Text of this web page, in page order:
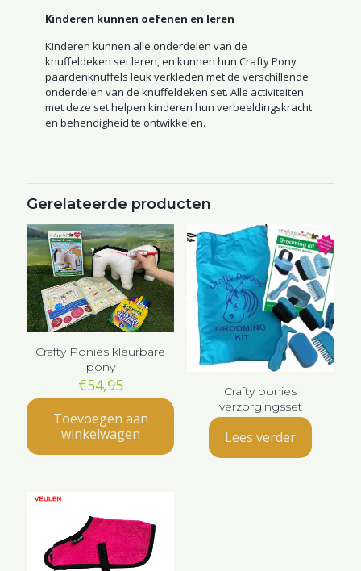
Kinderen kunnen oefenen en leren
Kinderen kunnen alle onderdelen van de
knuffeldeken set leren, en kunnen hun Crafty Pony
paardenknuffels leuk verkleden met de verschillende
onderdelen van de knuffeldeken set. Alle activiteiten
met deze set helpen kinderen hun verbeeldingskracht
en behendigheid te ontwikkelen.
Gerelateerde producten
Crafty Ponies kleurbare
pony
€54,95
Toevoegen aan
winkelwagen
Crafty ponies
verzorgingsset
Lees verder